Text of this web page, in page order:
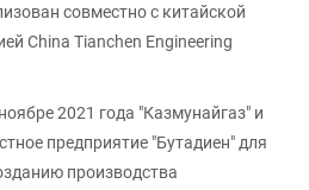
совместно с китайской
China Tianchen Engineering
2021 года "Казмунайгаз" и
предприятие "Бутадиен" для
производства